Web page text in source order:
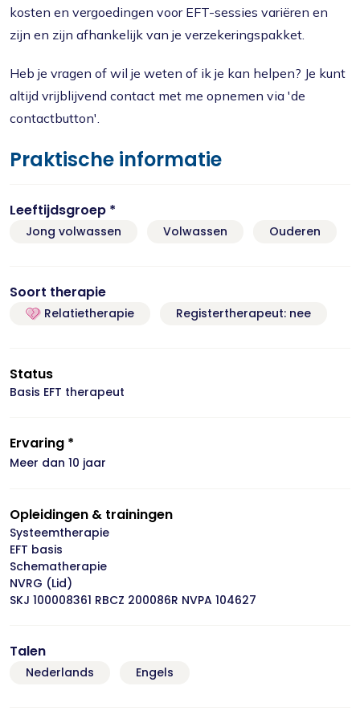
kosten en vergoedingen voor EFT-sessies variëren en
zijn en zijn afhankelijk van je verzekeringspakket.
Heb je vragen of wil je weten of ik je kan helpen? Je kunt
altijd vrijblijvend contact met me opnemen via 'de
contactbutton'.
Praktische informatie
Leeftijdsgroep *
Jong volwassen Volwassen Ouderen
Soort therapie
Relatietherapie Registertherapeut: nee
Status
Basis EFT therapeut
Ervaring *
Meer dan 10 jaar
Opleidingen & trainingen
Systeemtherapie
EFT basis
Schematherapie
NVRG (Lid)
SKJ 100008361 RBCZ 200086R NVPA 104627
Talen
Nederlands Engels